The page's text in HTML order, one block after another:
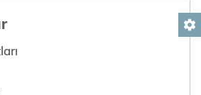
settings